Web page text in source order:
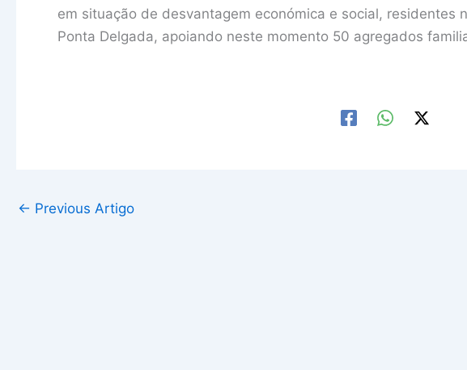
em situação de desvantagem económica e social, residentes
Ponta Delgada, apoiando neste momento 50 agregados
← Previous Artigo